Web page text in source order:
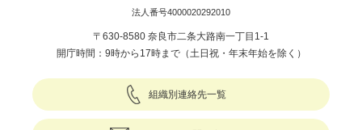
法人番号4000020292010
〒630-8580 奈良市二条大路南一丁目1-1
開庁時間：9時から17時まで（土日祝・年末年始を除く）
組織別連絡先一覧